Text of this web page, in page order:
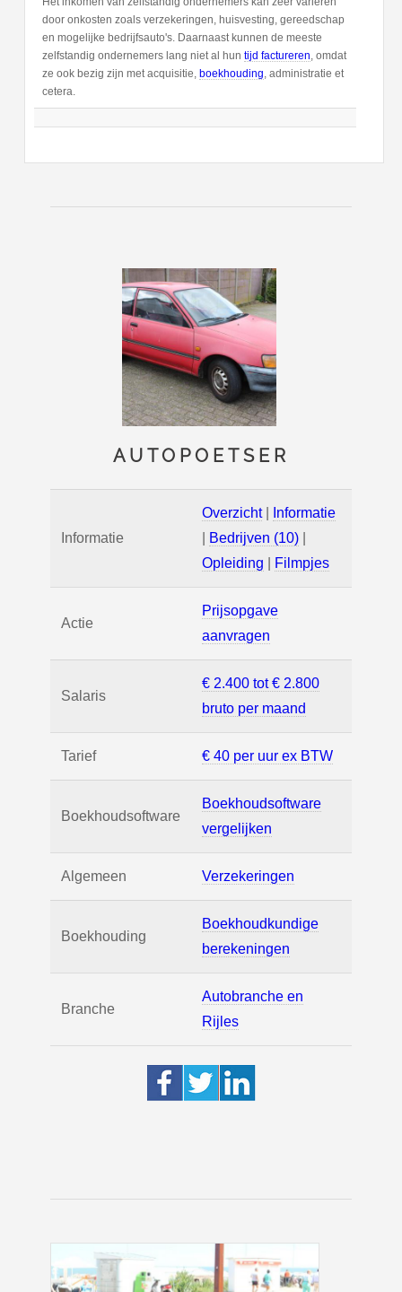
door onkosten zoals verzekeringen, huisvesting, gereedschap
en mogelijke bedrijfsauto's. Daarnaast kunnen de meeste
zelfstandig ondernemers lang niet al hun tijd factureren , omdat
ze ook bezig zijn met acquisitie, boekhouding , administratie et
cetera.
AUTOPOETSER
Informatie
Overzicht|
Informatie
Bedrijven (10)
Opleiding
Filmpjes
Actie
Prijsopgave
aanvragen
Salaris
€ 2.400 tot € 2.800
bruto per maand
Tarief € 40 per uur ex BTW
Boekhoudsoftware
Boekhoudsoftware
vergelijken
Algemeen Verzekeringen
Boekhouding
Boekhoudkundige
berekeningen
Branche
Autobranche en
Rijles